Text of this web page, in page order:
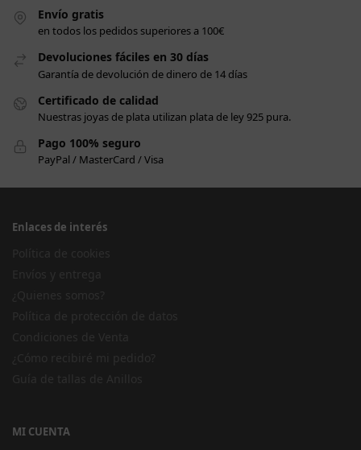
Envío gratis
en todos los pedidos superiores a 100€
Devoluciones fáciles en 30 días
Garantía de devolución de dinero de 14 días
Certificado de calidad
Nuestras joyas de plata utilizan plata de ley 925 pura.
Pago 100% seguro
PayPal / MasterCard / Visa
Enlaces de interés
MI CUENTA